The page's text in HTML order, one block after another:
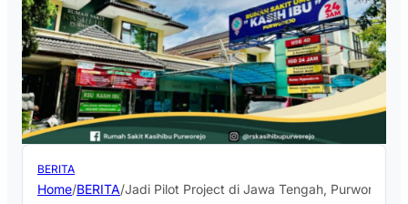
BERITA
Home/BERITA/Jadi Pilot Project di Jawa Tengah, Purworejo